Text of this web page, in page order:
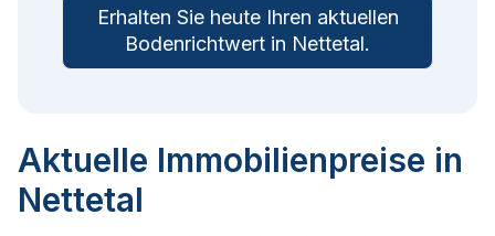
Erhalten Sie heute Ihren aktuellen
Bodenrichtwert in Nettetal.
Aktuelle Immobilienpreise in
Nettetal